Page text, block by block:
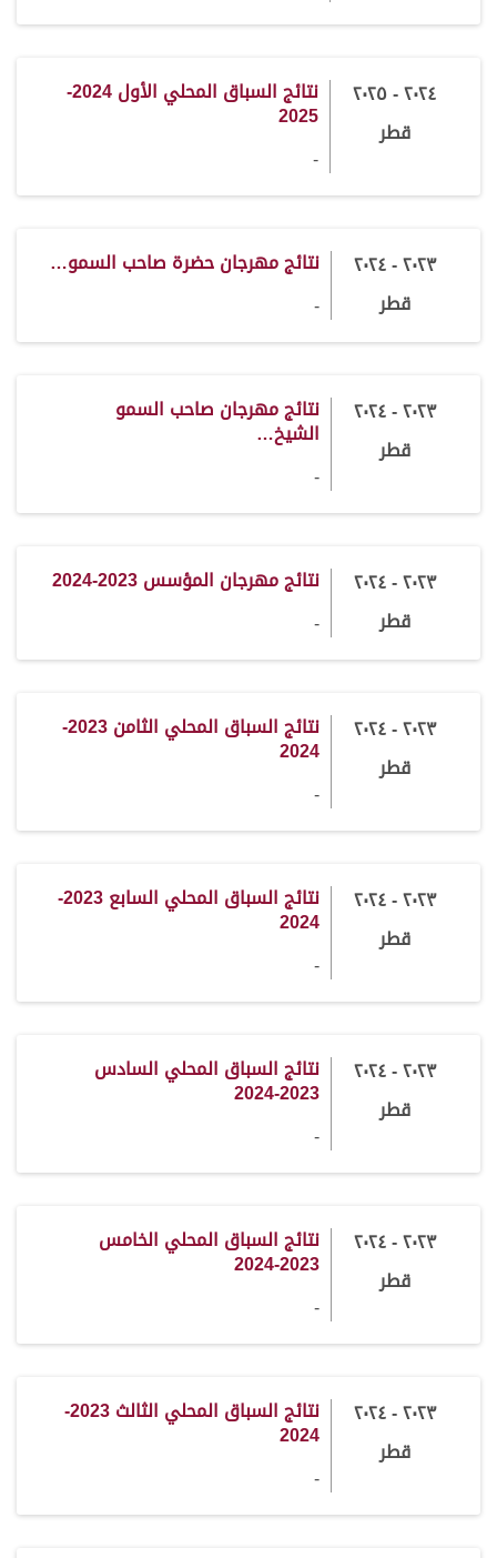
٢٠٢٤ - ٢٠٢٥
قطر
نتائج السباق المحلي الأول 2024-
2025
-
٢٠٢٣ - ٢٠٢٤
قطر
نتائج مهرجان حضرة صاحب السمو…
-
٢٠٢٣ - ٢٠٢٤
قطر
نتائج مهرجان صاحب السمو
الشيخ…
-
٢٠٢٣ - ٢٠٢٤
قطر
نتائج مهرجان المؤسس 2023-2024
-
٢٠٢٣ - ٢٠٢٤
قطر
نتائج السباق المحلي الثامن 2023-
2024
-
٢٠٢٣ - ٢٠٢٤
قطر
نتائج السباق المحلي السابع 2023-
2024
-
٢٠٢٣ - ٢٠٢٤
قطر
نتائج السباق المحلي السادس
2023-2024
-
٢٠٢٣ - ٢٠٢٤
قطر
نتائج السباق المحلي الخامس
2023-2024
-
٢٠٢٣ - ٢٠٢٤
قطر
نتائج السباق المحلي الثالث 2023-
2024
-